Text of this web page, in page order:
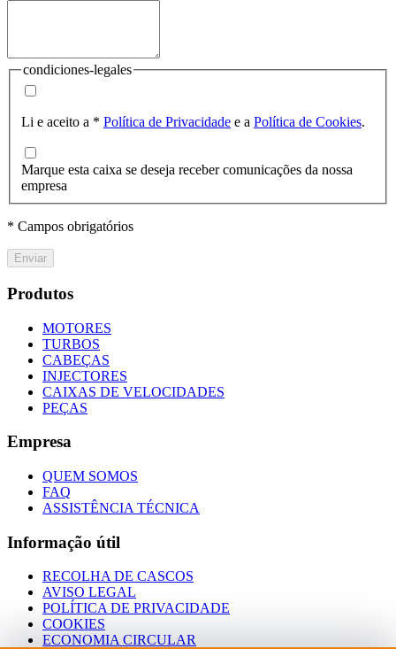
condiciones-legales
Li e aceito a * Política de Privacidade e a Política de Cookies.
Marque esta caixa se deseja receber comunicações da nossa
empresa
* Campos obrigatórios
Enviar
Produtos
MOTORES
TURBOS
CABEÇAS
INJECTORES
CAIXAS DE VELOCIDADES
PEÇAS
Empresa
QUEM SOMOS
FAQ
ASSISTÊNCIA TÉCNICA
Informação útil
RECOLHA DE CASCOS
AVISO LEGAL
POLÍTICA DE PRIVACIDADE
COOKIES
ECONOMIA CIRCULAR